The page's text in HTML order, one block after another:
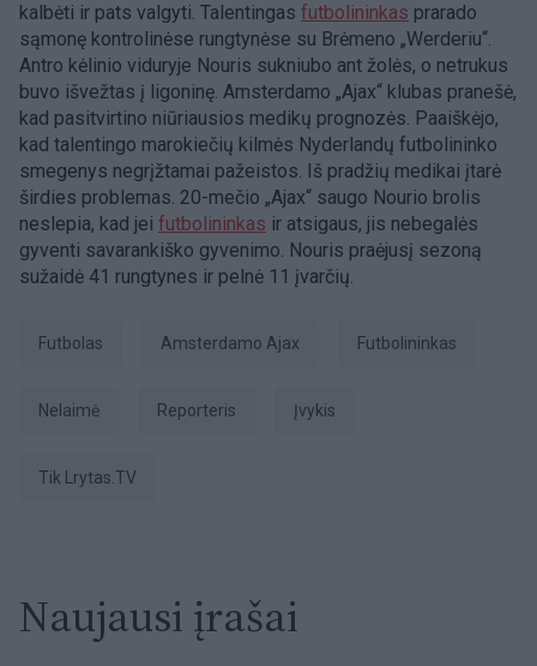
kalbėti ir pats valgyti. Talentingas futbolininkas prarado
sąmonę kontrolinėse rungtynėse su Brėmeno „Werderiu“.
Antro kėlinio viduryje Nouris sukniubo ant žolės, o netrukus
buvo išvežtas į ligoninę. Amsterdamo „Ajax“ klubas pranešė,
kad pasitvirtino niūriausios medikų prognozės. Paaiškėjo,
kad talentingo marokiečių kilmės Nyderlandų futbolininko
smegenys negrįžtamai pažeistos. Iš pradžių medikai įtarė
širdies problemas. 20-mečio „Ajax“ saugo Nourio brolis
neslepia, kad jei futbolininkas ir atsigaus, jis nebegalės
gyventi savarankiško gyvenimo. Nouris praėjusį sezoną
sužaidė 41 rungtynes ir pelnė 11 įvarčių.
Futbolas Amsterdamo Ajax futbolininkas
Nelaimė Reporteris įvykis
tik Lrytas.TV
Naujausi įrašai